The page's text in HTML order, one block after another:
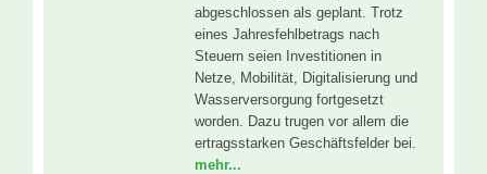
abgeschlossen als geplant. Trotz
eines Jahresfehlbetrags nach
Steuern seien Investitionen in
Netze, Mobilität, Digitalisierung und
Wasserversorgung fortgesetzt
worden. Dazu trugen vor allem die
ertragsstarken Geschäftsfelder bei.
mehr...